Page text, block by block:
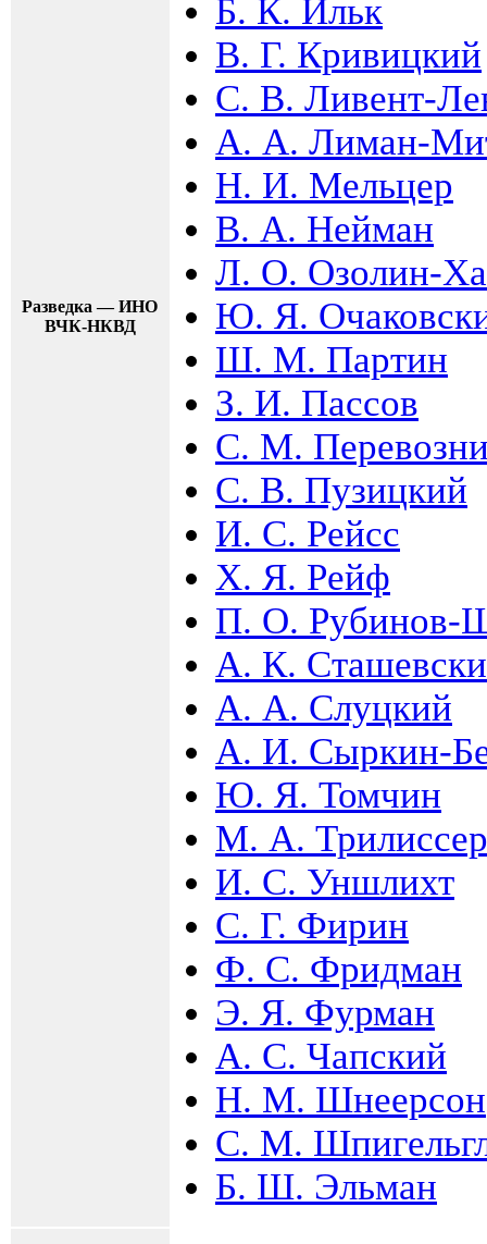
Разведка — ИНО
ВЧК-НКВД
Б. К. Ильк
В. Г. Кривицкий
С. В. Ливент-
А. А. Лиман-
Н. И. Мельцер
В. А. Нейман
Л. О. Озолин-
Ю. Я.
Ш. М. Партин
З. И. Пассов
С. М.
С. В. Пузицкий
И. С. Рейсс
Х. Я. Рейф
П. О. Рубинов-
А. К.
А. А. Слуцкий
А. И. Сыркин-
Ю. Я. Томчин
М. А. Трилиссер
И. С. Уншлихт
С. Г. Фирин
Ф. С. Фридман
Э. Я. Фурман
А. С. Чапский
Н. М. Шнеерсон
С. М.
Б. Ш. Эльман